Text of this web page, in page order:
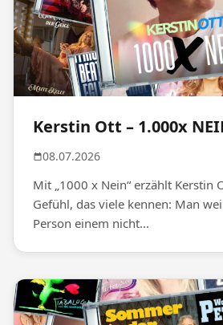
Kerstin Ott – 1.000x
08.07.2026
Mit „1000 x Nein“ erzählt Kerstin
Gefühl, das viele kennen: Man
Person einem nicht...